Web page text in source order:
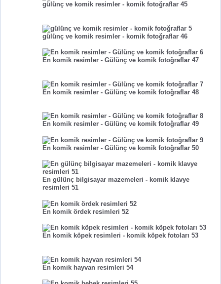
gülünç ve komik resimler - komik fotoğraflar 45
gülünç ve komik resimler - komik fotoğraflar 46
En komik resimler - Gülünç ve komik fotoğraflar 47
En komik resimler - Gülünç ve komik fotoğraflar 48
En komik resimler - Gülünç ve komik fotoğraflar 49
En komik resimler - Gülünç ve komik fotoğraflar 50
En gülünç bilgisayar mazemeleri - komik klavye
resimleri 51
En komik ördek resimleri 52
En komik köpek resimleri - komik köpek fotoları 53
En komik hayvan resimleri 54